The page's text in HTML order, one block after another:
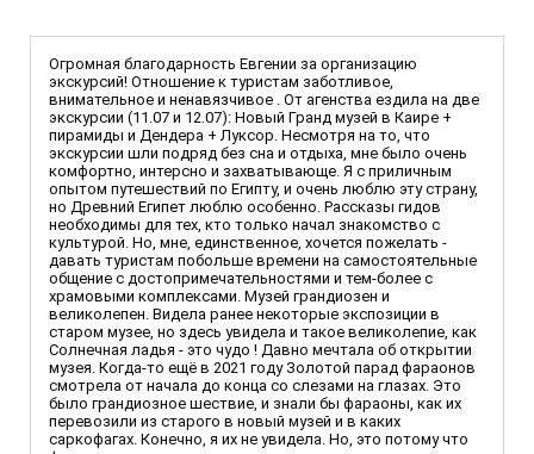
Огромная благодарность Евгении за организацию
экскурсий! Отношение к туристам заботливое,
внимательное и ненавязчивое . От агенства ездила на две
экскурсии (11.07 и 12.07): Новый Гранд музей в Каире +
пирамиды и Дендера + Луксор. Несмотря на то, что
экскурсии шли подряд без сна и отдыха, мне было очень
комфортно, интерсно и захватывающе. Я с приличным
опытом путешествий по Египту, и очень люблю эту страну,
но Древний Египет люблю особенно. Рассказы гидов
необходимы для тех, кто только начал знакомство с
культурой. Но, мне, единственное, хочется пожелать -
давать туристам побольше времени на самостоятельные
общение с достопримечательностями и тем-более с
храмовыми комплексами. Музей грандиозен и
великолепен. Видела ранее некоторые экспозиции в
старом музее, но здесь увидела и такое великолепие, как
Солнечная ладья - это чудо ! Давно мечтала об открытии
музея. Когда-то ещё в 2021 году Золотой парад фараонов
смотрела от начала до конца со слезами на глазах. Это
было грандиозное шествие, и знали бы фараоны, как их
перевозили из старого в новый музей и в каких
саркофагах. Конечно, я их не увидела. Но, это потому что